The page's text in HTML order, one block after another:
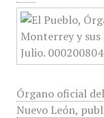
Órgano oficial
Nuevo León,